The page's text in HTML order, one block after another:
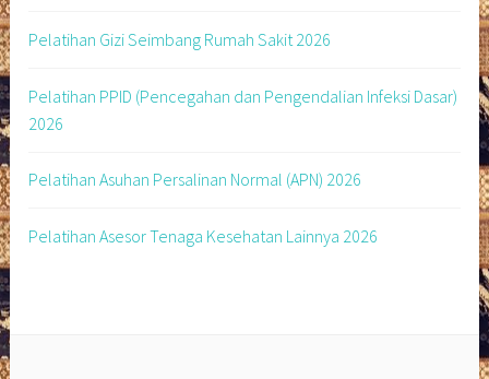
Pelatihan Gizi Seimbang Rumah Sakit 2026
Pelatihan PPID (Pencegahan dan Pengendalian Infeksi Dasar)
2026
Pelatihan Asuhan Persalinan Normal (APN) 2026
Pelatihan Asesor Tenaga Kesehatan Lainnya 2026